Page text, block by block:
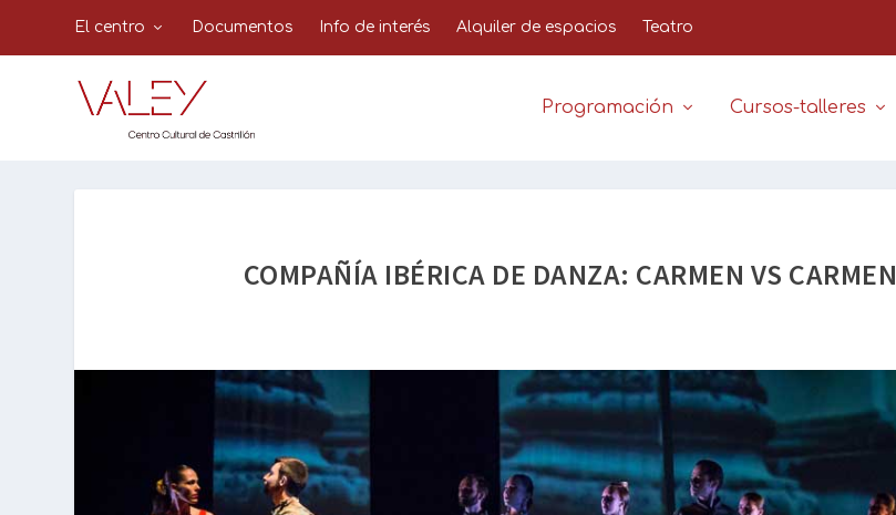
El centro Documentos Info de interés Alquiler de espacios Teatro
Programación Cursos-talleres
COMPAÑÍA IBÉRICA DE DANZA: CARMEN VS CARMEN